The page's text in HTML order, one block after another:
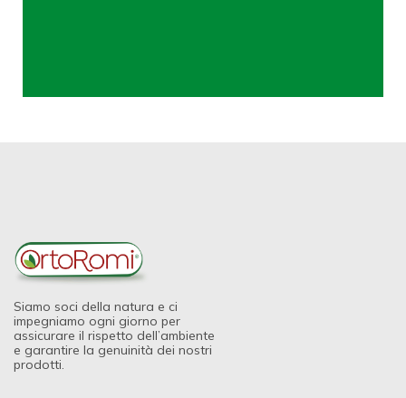
Siamo soci della natura e ci
impegniamo ogni giorno per
assicurare il rispetto dell’ambiente
e garantire la genuinità dei nostri
prodotti.